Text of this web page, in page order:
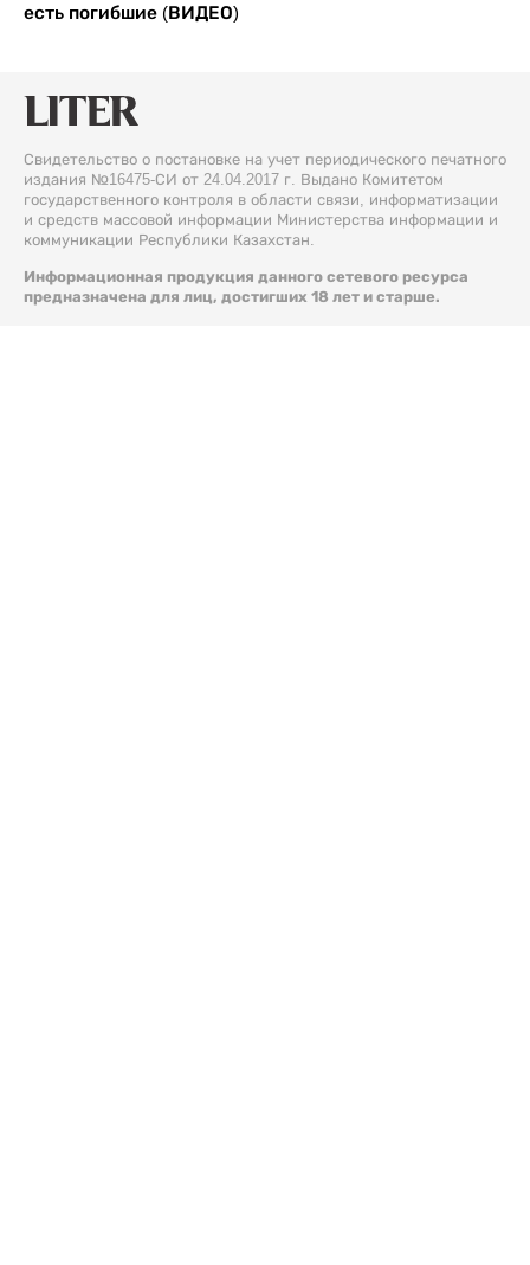
есть погибшие (ВИДЕО)
Свидетельство о постановке на учет периодического печатного
издания №16475-СИ от 24.04.2017 г. Выдано Комитетом
государственного контроля в области связи, информатизации
и средств массовой информации Министерства информации и
коммуникации Республики Казахстан.
Информационная продукция данного сетевого ресурса
предназначена для лиц, достигших 18 лет и старше.